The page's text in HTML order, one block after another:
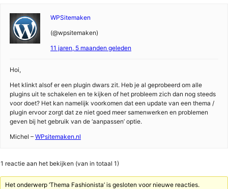
WPSitemaken
(@wpsitemaken)
11 jaren, 5 maanden geleden
Hoi,
Het klinkt alsof er een plugin dwars zit. Heb je al geprobeerd om alle
plugins uit te schakelen en te kijken of het probleem zich dan nog steeds
voor doet? Het kan namelijk voorkomen dat een update van een thema /
plugin ervoor zorgt dat ze niet goed meer samenwerken en problemen
geven bij het gebruik van de ‘aanpassen’ optie.
Michel – WPsitemaken.nl
1 reactie aan het bekijken (van in totaal 1)
Het onderwerp ‘Thema Fashionista’ is gesloten voor nieuwe reacties.